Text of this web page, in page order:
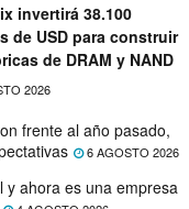
invertirá 38.100
de USD para construir
de DRAM y NAND
2026
frente al año pasado,
6 AGOSTO 2026
y ahora es una empresa